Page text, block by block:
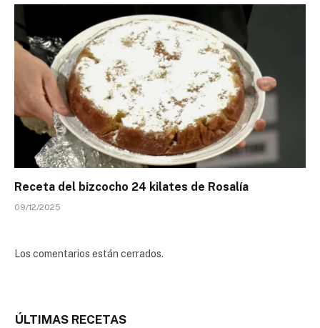
Receta del bizcocho 24 kilates de Rosalía
09/12/2025
Los comentarios están cerrados.
ÚLTIMAS RECETAS